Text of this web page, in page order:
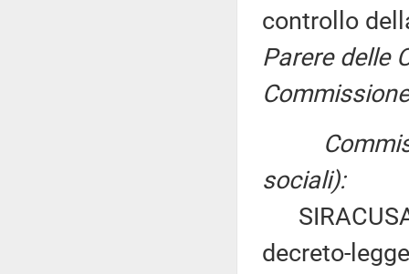
controllo
Parere delle
sociali):
decreto-